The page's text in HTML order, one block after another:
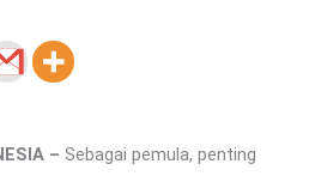
– Sebagai pemula, penting